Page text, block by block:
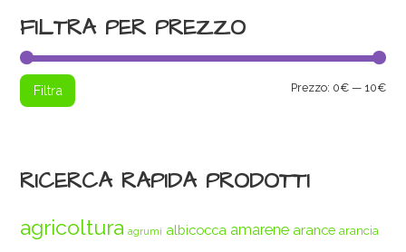
FILTRA PER PREZZO
Filtra Prezzo: 0€— 10€
RICERCA RAPIDA PRODOTTI
agricoltura agrumi albicocca amarene arance arancia